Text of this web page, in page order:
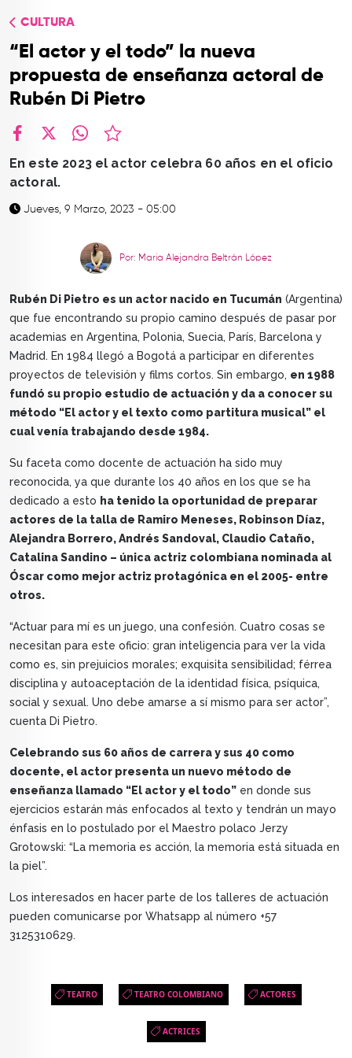
CONTACTO
CULTURA
“El actor y el todo” la nueva
propuesta de enseñanza actoral de
Rubén Di Pietro
En este 2023 el actor celebra 60 años en el oficio
actoral.
Jueves, 9 Marzo, 2023 - 05:00
Por: Maria Alejandra Beltrán López
Rubén Di Pietro es un actor nacido en Tucumán (Argentina)
que fue encontrando su propio camino después de pasar por
academias en Argentina, Polonia, Suecia, París, Barcelona y
Madrid. En 1984 llegó a Bogotá a participar en diferentes
proyectos de televisión y films cortos. Sin embargo, en 1988
fundó su propio estudio de actuación y da a conocer su
método “El actor y el texto como partitura musical” el
cual venía trabajando desde 1984.
Su faceta como docente de actuación ha sido muy
reconocida, ya que durante los 40 años en los que se ha
dedicado a esto ha tenido la oportunidad de preparar
actores de la talla de Ramiro Meneses, Robinson Díaz,
Alejandra Borrero, Andrés Sandoval, Claudio Cataño,
Catalina Sandino – única actriz colombiana nominada al
Óscar como mejor actriz protagónica en el 2005- entre
otros.
“Actuar para mí es un juego, una confesión. Cuatro cosas se
necesitan para este oficio: gran inteligencia para ver la vida
como es, sin prejuicios morales; exquisita sensibilidad; férrea
disciplina y autoaceptación de la identidad física, psíquica,
social y sexual. Uno debe amarse a sí mismo para ser actor”,
cuenta Di Pietro.
Celebrando sus 60 años de carrera y sus 40 como
docente, el actor presenta un nuevo método de
enseñanza llamado “El actor y el todo” en donde sus
ejercicios estarán más enfocados al texto y tendrán un mayo
énfasis en lo postulado por el Maestro polaco Jerzy
Grotowski: “La memoria es acción, la memoria está situada en
la piel”.
Los interesados en hacer parte de los talleres de actuación
pueden comunicarse por Whatsapp al número +57
3125310629.
TEATRO TEATRO COLOMBIANO ACTORES
ACTRICES